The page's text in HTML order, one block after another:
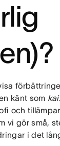
känt som
och
vi gör små,
i det